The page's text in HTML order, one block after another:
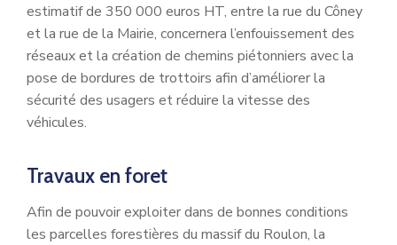
estimatif de 350 000 euros HT, entre la rue du Côney
et la rue de la Mairie, concernera l’enfouissement des
réseaux et la création de chemins piétonniers avec la
pose de bordures de trottoirs afin d’améliorer la
sécurité des usagers et réduire la vitesse des
véhicules.
Travaux en foret
Afin de pouvoir exploiter dans de bonnes conditions
les parcelles forestières du massif du Roulon, la